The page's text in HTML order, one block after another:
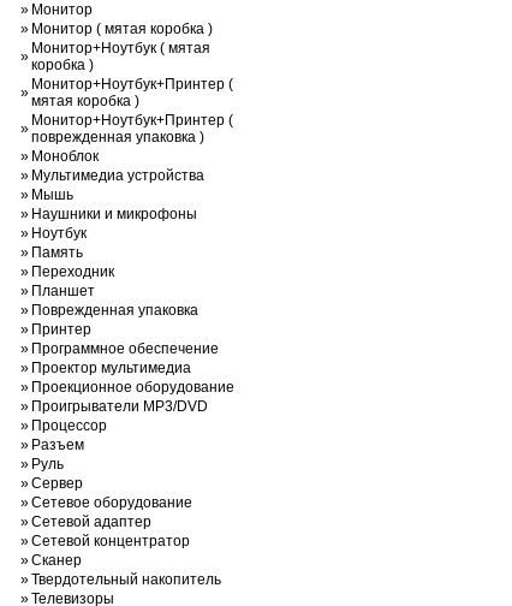
» Монитор
» Монитор ( мятая коробка )
» Монитор+Ноутбук ( мятая
коробка )
» Монитор+Ноутбук+Принтер (
мятая коробка )
» Монитор+Ноутбук+Принтер (
поврежденная упаковка )
» Моноблок
» Мультимедиа устройства
» Мышь
» Наушники и микрофоны
» Ноутбук
» Память
» Переходник
» Планшет
» Поврежденная упаковка
» Принтер
» Программное обеспечение
» Проектор мультимедиа
» Проекционное оборудование
» Проигрыватели MP3/DVD
» Процессор
» Разъем
» Руль
»Сервер
»Сетевое оборудование
»Сетевой адаптер
»Сетевой концентратор
»Сканер
»Твердотельный накопитель
»Телевизоры